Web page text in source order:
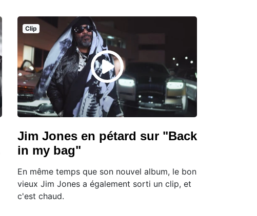
Clip
Jim Jones en pétard sur "Back
in my bag"
En même temps que son nouvel album, le bon
vieux Jim Jones a également sorti un clip, et
c'est chaud.